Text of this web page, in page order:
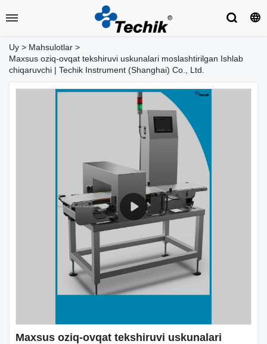
Uy > Mahsulotlar >
Maxsus oziq-ovqat tekshiruvi uskunalari moslashtirilgan Ishlab
chiqaruvchi | Techik Instrument (Shanghai) Co., Ltd.
Maxsus oziq-ovqat tekshiruvi uskunalari